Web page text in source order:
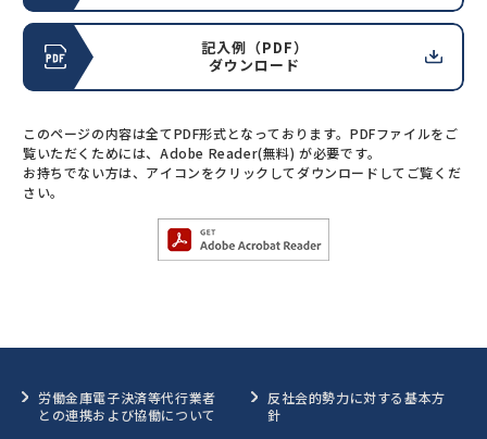
記入例（PDF）
ダウンロード
このページの内容は全てPDF形式となっております。PDFファイルをご
覧いただくためには、Adobe Reader(無料) が必要です。
お持ちでない方は、アイコンをクリックしてダウンロードしてご覧くだ
さい。
労働金庫電子決済等代行業者
との連携および協働について
反社会的勢力に対する基本方
針